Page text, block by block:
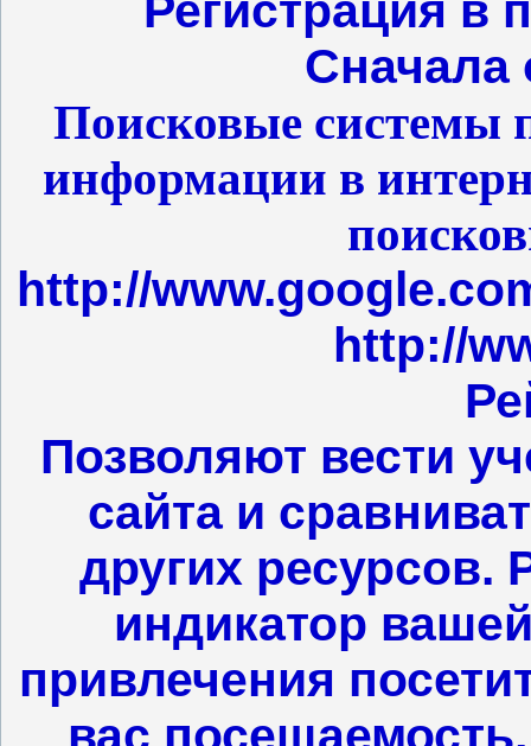
Сначала
Поисковые системы
информации в
http://
http://
Позволяют вести
сайта и
других ресурсов.
индикатор
привлечения
вас